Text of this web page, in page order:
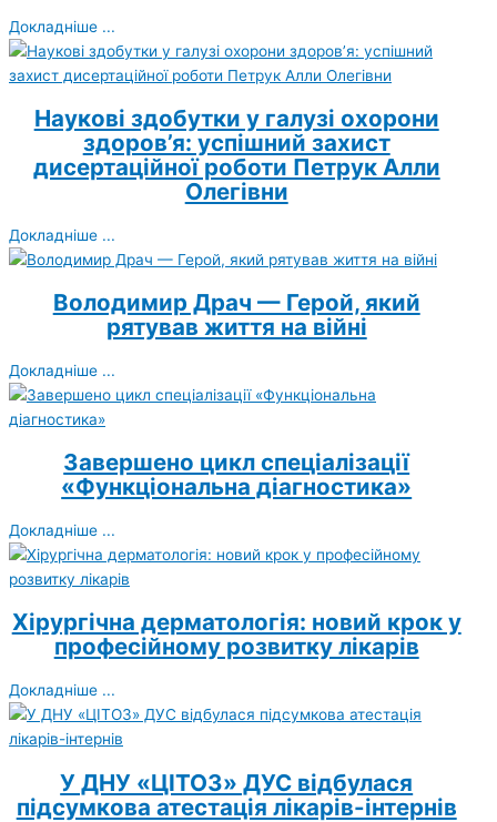
Докладніше ...
Наукові здобутки у галузі охорони
здоров’я: успішний захист
дисертаційної роботи Петрук Алли
Олегівни
Докладніше ...
Володимир Драч — Герой, який
рятував життя на війні
Докладніше ...
Завершено цикл спеціалізації
«Функціональна діагностика»
Докладніше ...
Хірургічна дерматологія: новий крок у
професійному розвитку лікарів
Докладніше ...
У ДНУ «ЦІТОЗ» ДУС відбулася
підсумкова атестація лікарів-інтернів